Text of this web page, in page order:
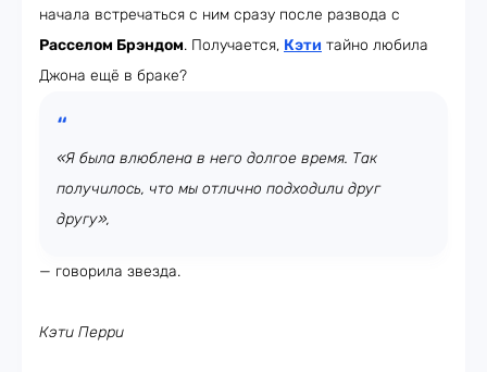
начала встречаться с ним сразу после развода с
Расселом Брэндом. Получается, Кэти тайно любила
Джона ещё в браке?
«Я была влюблена в него долгое время. Так
получилось, что мы отлично подходили друг
другу»,
— говорила звезда.
Кэти Перри